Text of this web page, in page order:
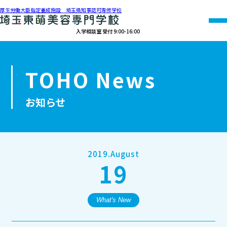
厚生労働大臣指定養成施設 埼玉県知事認可専修学校
入学相談室 受付 9:00-16:00
アクセス 資料請求
学校紹介
学科紹介
TOHO News
お知らせ
2019.August
19
What's New